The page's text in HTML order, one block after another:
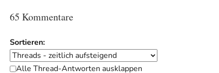
65 Kommentare
Sortieren:
Alle Thread-Antworten ausklappen